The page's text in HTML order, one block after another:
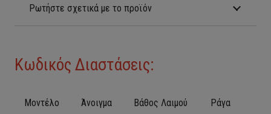
Ρωτήστε σχετικά με το προϊόν
Κωδικός Διαστάσεις:
Μοντέλο Άνοιγμα Βάθος Λαιμού Ράγα